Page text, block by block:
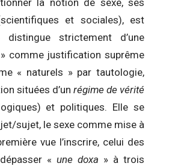
et sociales), est
strictement d’une
comme justification suprême
« naturels » par tautologie,
situées d’un régime de vérité
et politiques. Elle se
sujet, le sexe comme mise à
vue l’inscrire, celui des
« une doxa » à trois